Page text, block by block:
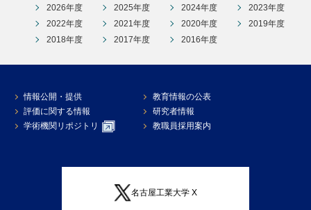
2026年度 2025年度 2024年度
2023年度
2022年度
2021年度 2020年度
2019年度
2018年度
2017年度 2016年度
情報公開・提供
教育情報の公表
評価に関する情報
研究者情報
学術機関リポジトリ
教職員採用案内
名古屋工業大学 X